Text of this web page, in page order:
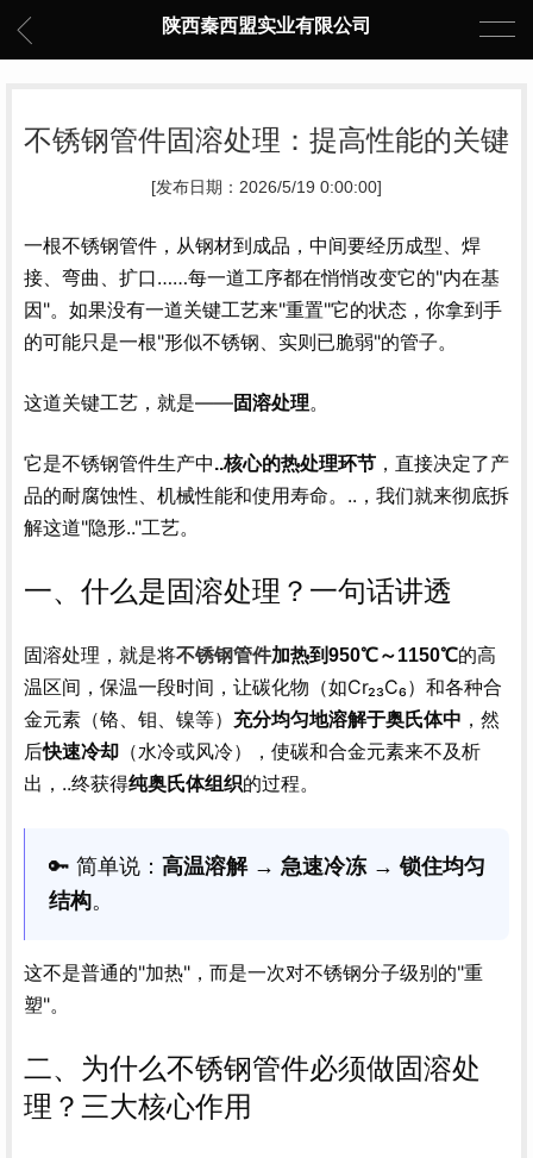
陕西秦西盟实业有限公司
不锈钢管件固溶处理：提高性能的关键
[发布日期：2026/5/19 0:00:00]
一根不锈钢管件，从钢材到成品，中间要经历成型、焊
接、弯曲、扩口……每一道工序都在悄悄改变它的"内在基
因"。如果没有一道关键工艺来"重置"它的状态，你拿到手
的可能只是一根"形似不锈钢、实则已脆弱"的管子。
这道关键工艺，就是——固溶处理。
它是不锈钢管件生产中..核心的热处理环节 ，直接决定了产
品的耐腐蚀性、机械性能和使用寿命。..，我们就来彻底拆
解这道"隐形.."工艺。
一、什么是固溶处理？一句话讲透
固溶处理，就是将不锈钢管件加热到950℃～1150℃的高
温区间，保温一段时间，让碳化物（如Cr₂₃C₆）和各种合
金元素（铬、钼、镍等）
充分均匀地溶解于奥氏体中 ，然
后快速冷却 （水冷或风冷），使碳和合金元素来不及析
出，..终获得纯奥氏体组织的过程。
🔑 简单说： 高温溶解 → 急速冷冻 → 锁住均匀
结构。
这不是普通的"加热"，而是一次对不锈钢分子级别的"重
塑"。
二、为什么不锈钢管件必须做固溶处
理？三大核心作用